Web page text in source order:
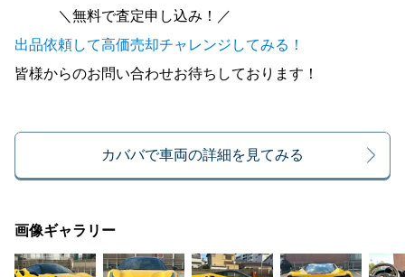
＼無料で査定申し込み！／
出品依頼して高価売却チャレンジしてみる！
皆様からのお問い合わせお待ちしております！
カババで車両の詳細を見てみる
画像ギャラリー